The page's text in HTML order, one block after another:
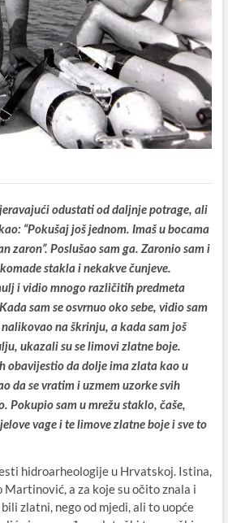
odustati od daljnje potrage, ali
“Pokušaj još jednom. Imaš u bocama
zaron”. Poslušao sam ga. Zaronio sam i
stakla i nekakve čunjeve.
i vidio mnogo različitih predmeta
sam se osvrnuo oko sebe, vidio sam
na škrinju, a kada sam još
ukazali su se limovi zlatne boje.
obavijestio da dolje ima zlata kao u
da se vratim i uzmem uzorke svih
Pokupio sam u mrežu staklo, čaše,
vage i te limove zlatne boje i sve to
hidroarheologije u Hrvatskoj. Istina,
Martinović, a za koje su očito znala i
zlatni, nego od mjedi, ali to uopće